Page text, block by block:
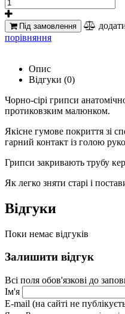
Під замовлення
порівняння
Опис
Відгуки (0)
Чорно-сірі грипси
протиковзким малюнком.
Якісне гумове покриття зі
гарний контакт із голою
Грипси закривають трубу
Як легко зняти старі і
Відгуки
Поки немає відгуків
Залишити відгук
Всі поля обов'язкові до
Ім'я
E-mail (на сайті не